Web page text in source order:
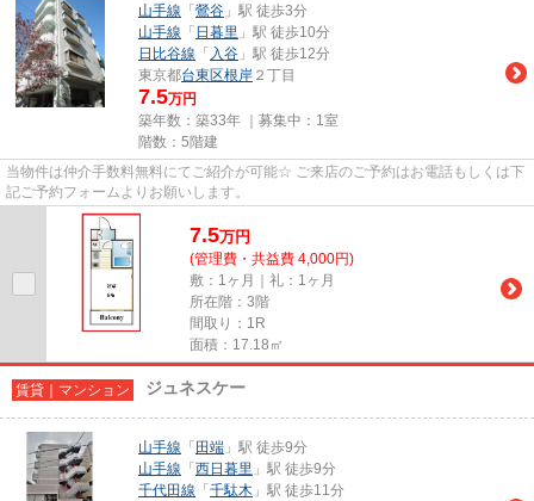
山手線 「 鶯谷 」駅 徒歩3分
山手線 「 日暮里 」駅 徒歩10分
日比谷線 「 入谷 」駅 徒歩12分
東京都台東区根岸 ２丁目
7.5万円
築年数：築33年 ｜募集中： 1室
階数：5階建
当物件は仲介手数料無料にてご紹介が可能☆ ご来店のご予約はお電話もしくは下
記ご予約フォームよりお願いします。
7.5万円
(管理費・共益費 4,000円)
敷：1ヶ月｜礼：1ヶ月
所在階：3階
間取り：1R
面積：17.18㎡
賃貸｜マンション ジュネスケー
山手線 「 田端 」駅 徒歩9分
山手線 「 西日暮里 」駅 徒歩9分
千代田線 「 千駄木 」駅 徒歩11分